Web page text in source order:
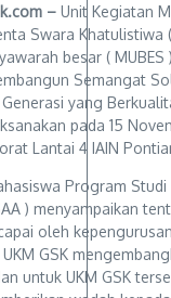
– Unit Kegiatan
Swara Khatulistiwa
besar ( MUBES
Semangat
yang
pada 15
Lantai 4 IAIN
Program Studi
) menyampaikan
oleh
GSK
untuk UKM GSK